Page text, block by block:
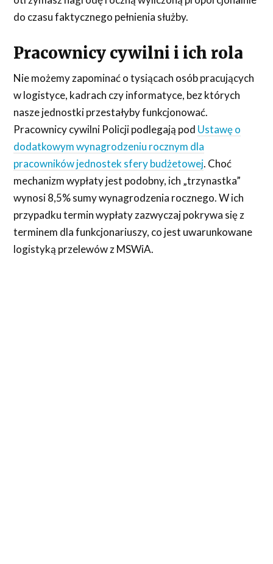
do czasu faktycznego pełnienia służby.
Pracownicy cywilni i ich rola
Nie możemy zapominać o tysiącach osób pracujących
w logistyce, kadrach czy informatyce, bez których
nasze jednostki przestałyby funkcjonować.
Pracownicy cywilni Policji podlegają pod Ustawę o
dodatkowym wynagrodzeniu rocznym dla
pracowników jednostek sfery budżetowej. Choć
mechanizm wypłaty jest podobny, ich „trzynastka”
wynosi 8,5% sumy wynagrodzenia rocznego. W ich
przypadku termin wypłaty zazwyczaj pokrywa się z
terminem dla funkcjonariuszy, co jest uwarunkowane
logistyką przelewów z MSWiA.